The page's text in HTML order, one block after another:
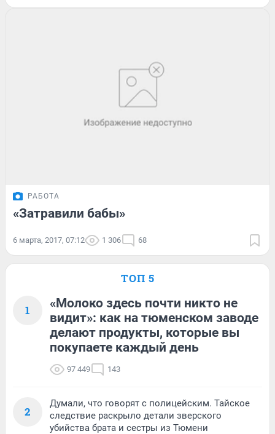
РАБОТА
«Затравили бабы»
6 марта, 2017, 07:12 1 306 68
ТОП 5
1
«Молоко здесь почти никто не
видит»: как на тюменском заводе
делают продукты, которые вы
покупаете каждый день
97 449 143
2
Думали, что говорят с полицейским. Тайское
следствие раскрыло детали зверского
убийства брата и сестры из Тюмени